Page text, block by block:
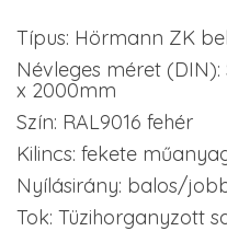
Típus: Hörmann ZK
Névleges méret (DIN):
x 2000mm
Szín: RAL9016 fehér
Kilincs: fekete
Nyílásirány: balos/
Tok: Tüzihorganyzott